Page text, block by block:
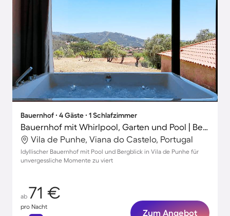
Bauernhof ∙ 4 Gäste ∙ 1 Schlafzimmer
Bauernhof mit Whirlpool, Garten und Pool | Bergblick
Vila de Punhe, Viana do Castelo, Portugal
Idyllischer Bauernhof mit Pool und Bergblick in Vila de Punhe für
unvergessliche Momente zu viert
ab 71 €
pro Nacht
Zum Angebot